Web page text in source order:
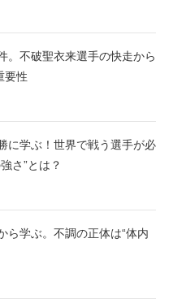
。不破聖衣来選手の快走から
要性
に学ぶ！世界で戦う選手が必
さ”とは？
ら学ぶ。不調の正体は“体内